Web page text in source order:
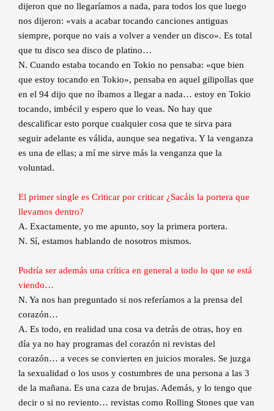
dijeron que no llegaríamos a nada, para todos los que luego
nos dijeron: «vais a acabar tocando canciones antiguas
siempre, porque no vais a volver a vender un disco». Es total
que tu disco sea disco de platino…
N. Cuando estaba tocando en Tokio no pensaba: «que bien
que estoy tocando en Tokio», pensaba en aquel gilipollas que
en el 94 dijo que no íbamos a llegar a nada… estoy en Tokio
tocando, imbécil y espero que lo veas. No hay que
descalificar esto porque cualquier cosa que te sirva para
seguir adelante es válida, aunque sea negativa. Y la venganza
es una de ellas; a mí me sirve más la venganza que la
voluntad.
El primer single es Criticar por criticar ¿Sacáis la portera que
llevamos dentro?
A. Exactamente, yo me apunto, soy la primera portera.
N. Sí, estamos hablando de nosotros mismos.
Podría ser además una crítica en general a todo lo que se está
viendo…
N. Ya nos han preguntado si nos referíamos a la prensa del
corazón…
A. Es todo, en realidad una cosa va detrás de otras, hoy en
día ya no hay programas del corazón ni revistas del
corazón… a veces se convierten en juicios morales. Se juzga
la sexualidad o los usos y costumbres de una persona a las 3
de la mañana. Es una caza de brujas. Además, y lo tengo que
decir o si no reviento… revistas como Rolling Stones que van